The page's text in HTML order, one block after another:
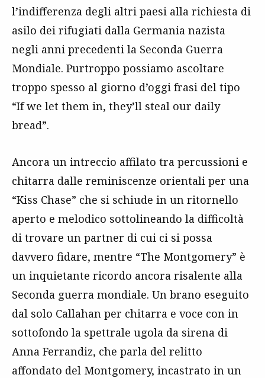
l’indifferenza degli altri paesi alla richiesta di
asilo dei rifugiati dalla Germania nazista
negli anni precedenti la Seconda Guerra
Mondiale. Purtroppo possiamo ascoltare
troppo spesso al giorno d’oggi frasi del tipo
“If we let them in, they’ll steal our daily
bread”.
Ancora un intreccio affilato tra percussioni e
chitarra dalle reminiscenze orientali per una
“Kiss Chase” che si schiude in un ritornello
aperto e melodico sottolineando la difficoltà
di trovare un partner di cui ci si possa
davvero fidare, mentre “The Montgomery” è
un inquietante ricordo ancora risalente alla
Seconda guerra mondiale. Un brano eseguito
dal solo Callahan per chitarra e voce con in
sottofondo la spettrale ugola da sirena di
Anna Ferrandiz, che parla del relitto
affondato del Montgomery, incastrato in un